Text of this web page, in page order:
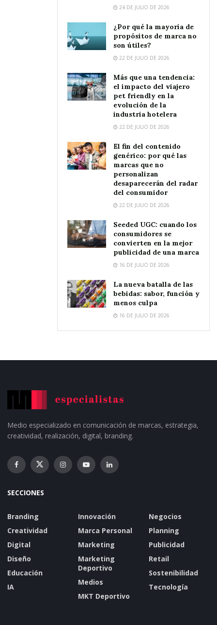
24 DE JULIO DE 2026
¿Por qué la mayoría de
propósitos de marca no
son útiles?
22 DE JULIO DE 2026
Más que una tendencia:
el impacto del viajero
pet friendly en la
evolución de la
industria hotelera
22 DE JULIO DE 2026
El fin del contenido
genérico: por qué las
marcas que no
personalizan
desaparecerán del radar
del consumidor
22 DE JULIO DE 2026
Seeded UGC: cuando los
consumidores se
convierten en la mejor
publicidad de una marca
16 DE JULIO DE 2026
La nueva batalla de las
bebidas: sabor, función y
menos culpa
16 DE JULIO DE 2026
Medio especializado en comunicación de marcas, estrategia,
creatividad, realización, digital, branding.
SECCIONES
Branding
Creatividad
Digital
Diseño
Educación
IA
Innovación
Marca Personal
Marketing
Marketing
Deportivo
Medios
MKT Deportivo
Negocios
Planning
Publicidad
Retail
Sostenibilidad
Tecnología